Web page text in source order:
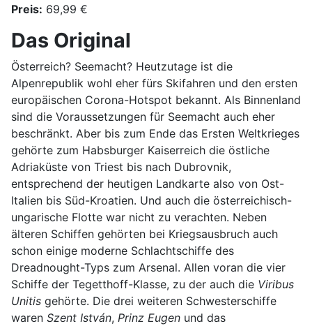
Preis: 69,99 €
Das Original
Österreich? Seemacht? Heutzutage ist die
Alpenrepublik wohl eher fürs Skifahren und den ersten
europäischen Corona-Hotspot bekannt. Als Binnenland
sind die Voraussetzungen für Seemacht auch eher
beschränkt. Aber bis zum Ende das Ersten Weltkrieges
gehörte zum Habsburger Kaiserreich die östliche
Adriaküste von Triest bis nach Dubrovnik,
entsprechend der heutigen Landkarte also von Ost-
Italien bis Süd-Kroatien. Und auch die österreichisch-
ungarische Flotte war nicht zu verachten. Neben
älteren Schiffen gehörten bei Kriegsausbruch auch
schon einige moderne Schlachtschiffe des
Dreadnought-Typs zum Arsenal. Allen voran die vier
Schiffe der Tegetthoff-Klasse, zu der auch die Viribus
Unitis gehörte. Die drei weiteren Schwesterschiffe
waren Szent István, Prinz Eugen und das